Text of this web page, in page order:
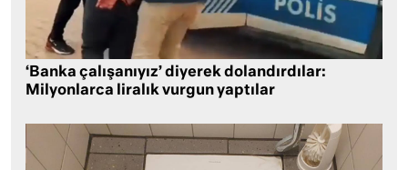
‘Banka çalışanıyız’ diyerek dolandırdılar:
Milyonlarca liralık vurgun yaptılar